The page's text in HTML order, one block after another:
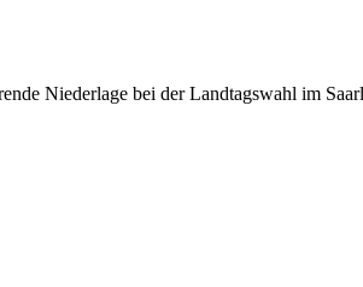
Niederlage bei der Landtagswahl im